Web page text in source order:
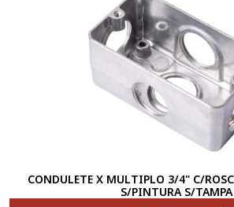
CONDULETE X MULTIPLO 3/4" C/
S/PINTURA S/TAMPA